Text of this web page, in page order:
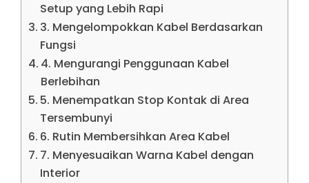
Setup yang Lebih Rapi
3. Mengelompokkan Kabel Berdasarkan
Fungsi
4. Mengurangi Penggunaan Kabel
Berlebihan
5. Menempatkan Stop Kontak di Area
Tersembunyi
6. Rutin Membersihkan Area Kabel
7. Menyesuaikan Warna Kabel dengan
Interior